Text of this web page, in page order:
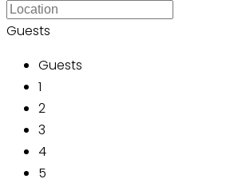
Guests
Guests
1
2
3
4
5